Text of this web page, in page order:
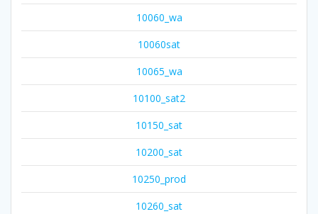
10060_wa
10060sat
10065_wa
10100_sat2
10150_sat
10200_sat
10250_prod
10260_sat